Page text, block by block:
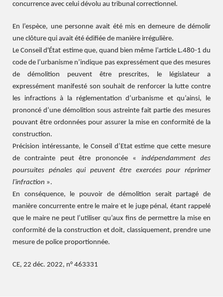
concurrence avec celui dévolu au tribunal correctionnel.
En l’espèce, une personne avait été mis en demeure de démolir
une clôture qui avait été édifiée de manière irrégulière.
Le Conseil d'État estime que, quand bien même l’article L.480-1 du
code de l’urbanisme n’indique pas expressément que des mesures
de démolition peuvent être prescrites, le législateur a
expressément manifesté son souhait de renforcer la lutte contre
les infractions à la réglementation d’urbanisme et qu’ainsi, le
prononcé d’une démolition sous astreinte fait partie des mesures
pouvant être ordonnées pour assurer la mise en conformité de la
construction.
Précision intéressante, le Conseil d’Etat estime que cette mesure
de contrainte peut être prononcée « indépendamment des
poursuites pénales qui peuvent être exercées pour réprimer
l'infraction ».
En conséquence, le pouvoir de démolition serait partagé de
manière concurrente entre le maire et le juge pénal, étant rappelé
que le maire ne peut l’utiliser qu’aux fins de permettre la mise en
conformité de la construction et doit, classiquement, prendre une
mesure de police proportionnée.
CE, 22 déc. 2022, n° 463331